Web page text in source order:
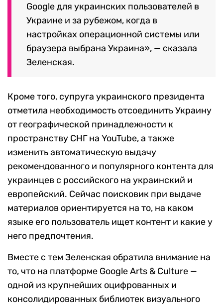
Google для украинских пользователей в
Украине и за рубежом, когда в
настройках операционной системы или
браузера выбрана Украина», — сказала
Зеленская.
Кроме того, супруга украинского президента
отметила необходимость отсоединить Украину
от географической принадлежности к
пространству СНГ на YouTube, а также
изменить автоматическую выдачу
рекомендованного и популярного контента для
украинцев с российского на украинский и
европейский. Сейчас поисковик при выдаче
материалов ориентируется на то, на каком
языке его пользователь ищет контент и какие у
него предпочтения.
Вместе с тем Зеленская обратила внимание на
то, что на платформе Google Arts & Culture —
одной из крупнейших оцифрованных и
консолидированных библиотек визуального